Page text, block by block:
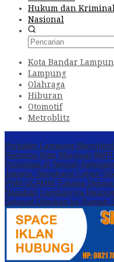
Hukum dan
Nasional
Kota Bandar
Lampung
Olahraga
Hiburan
Otomotif
Metroblitz
Perbakin Lampung
Pemprov Kian Menguat
Provokasi di Tengah
Jakarta: Sengkarut Lahan
PNM ULAMM Tubaba
Nasabah Lambannya
Seksual Dilarikan ke Rumah